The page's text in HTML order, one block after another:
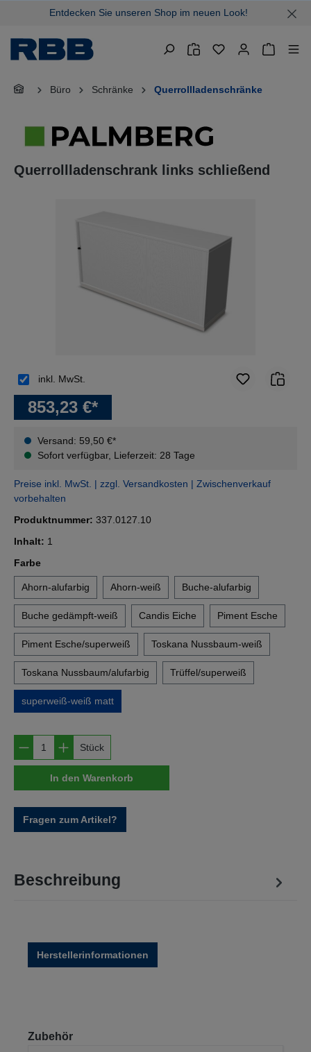
springenEntdecken Sie unseren Shop im neuen Look!
Büro Schränke Querrollladenschränke
Querrollladenschrank links schließend
853,23 €*
Versand: 59,50 €*
Sofort verfügbar, Lieferzeit: 28 Tage
inkl. MwSt.
Preise inkl. MwSt. | zzgl. Versandkosten | Zwischenverkauf
vorbehalten
Produktnummer: 337.0127.10
Inhalt: 1
Farbeauswählen
Ahorn-alufarbig Ahorn-weiß Buche-alufarbig
Buche gedämpft-weiß Candis Eiche Piment Esche
Piment Esche/superweiß Toskana Nussbaum-weiß
Toskana Nussbaum/alufarbig Trüffel/superweiß
superweiß-weiß matt
Produkt Anzahl: Gib den gewünschten
Stück
In den Warenkorb
Fragen zum Artikel?
Beschreibung
Herstellerinformationen
Produktgalerie überspringen
Zubehör